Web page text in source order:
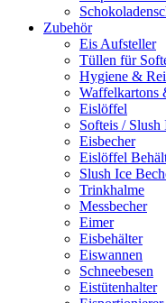
Zubehör
Eis Aufsteller
Tüllen für
Hygiene &
Waffelkartons
Eislöffel
Softeis / Slush
Eisbecher
Eislöffel
Slush Ice
Trinkhalme
Messbecher
Eimer
Eisbehälter
Eiswannen
Schneebesen
Eistütenhalter